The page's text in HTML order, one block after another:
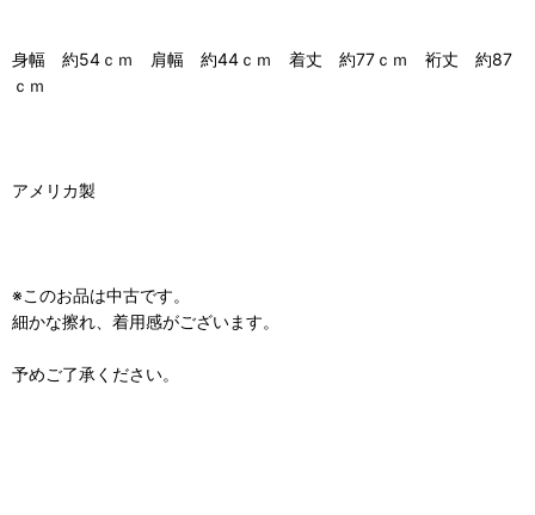
身幅 約54ｃｍ 肩幅 約44ｃｍ 着丈 約77ｃｍ 裄丈 約87
ｃｍ
アメリカ製
※このお品は中古です。
細かな擦れ、着用感がございます。
予めご了承ください。